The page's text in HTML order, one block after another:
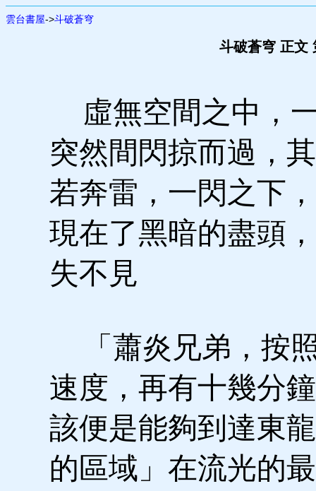
雲台書屋->斗破蒼穹
斗破蒼穹 正文
虛無空間之中，
突然間閃掠而過，
若奔雷，一閃之下
現在了黑暗的盡頭
失不見
「蕭炎兄弟，按
速度，再有十幾分
該便是能夠到達東
的區域」在流光的